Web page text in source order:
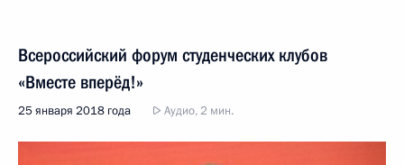
Всероссийский форум студенческих клубов
«Вместе вперёд!»
25 января 2018 года Аудио, 2 мин.